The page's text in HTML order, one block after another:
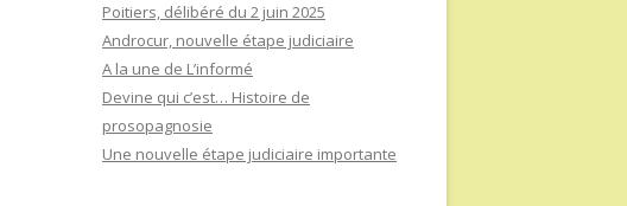
Poitiers, délibéré du 2 juin 2025
Androcur, nouvelle étape judiciaire
A la une de L’informé
Devine qui c’est… Histoire de
prosopagnosie
Une nouvelle étape judiciaire importante